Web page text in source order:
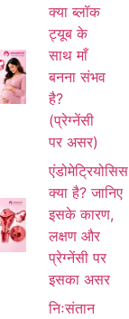
क्या ब्लॉक
ट्यूब के
साथ माँ
बनना संभव
है?
(प्रेग्नेंसी
पर असर)
एंडोमेट्रियोसिस
क्या है? जानिए
इसके कारण,
लक्षण और
प्रेग्नेंसी पर
इसका असर
निःसंतान